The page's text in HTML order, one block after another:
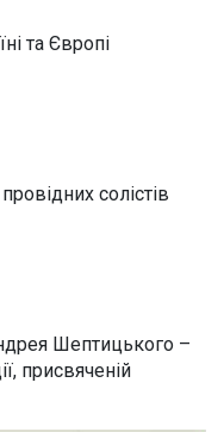
та Європі
солістів
Шептицького –
присвяченій